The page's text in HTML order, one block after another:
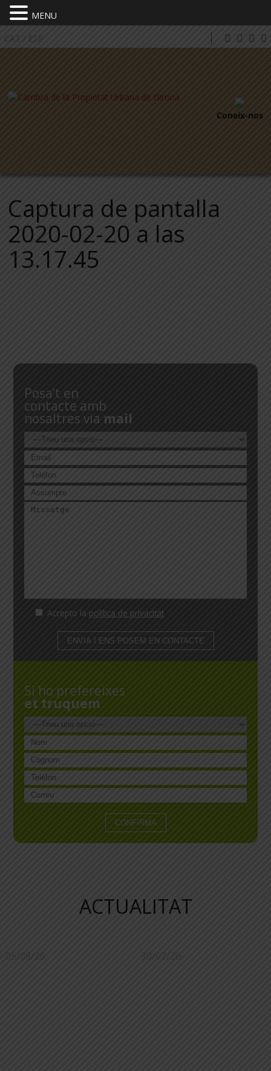
CAT / ESP
Coneix-nos
Captura de pantalla
2020-02-20 a las
13.17.45
Posa’t en
contacte amb
nosaltres via mail
Accepto la política de privacitat
Si ho prefereixes
et truquem
ACTUALITAT
05/08/26 30/07/26
MENU